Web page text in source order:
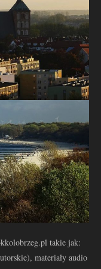
takie jak:
materiały audio